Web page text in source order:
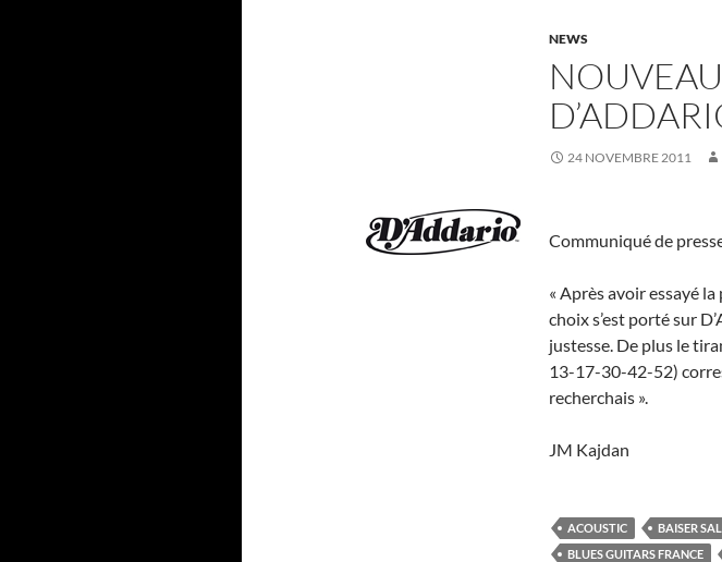
NEWS
24 NOVEMBRE 2011
Communiqué de
« Après avoir essayé
choix s’est porté sur
justesse. De plus le
13-17-30-42-52)
recherchais ».
JM Kajdan
ACOUSTIC BAISER
BLUES GUITARS FRANCE